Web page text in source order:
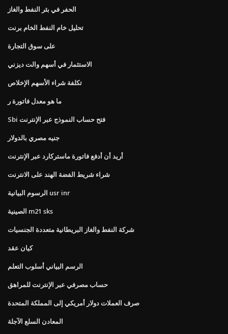
الحفر في بئر النفط والغاز
تحليل خام النفط الخام برنت
على سوق التجارة
الاستثمار في أسهم والت ديزني
تكلفة شراء الأسهم الإخلاص
ما هو معدل فاتورة ر
Sbi فتح حساب النموذج عبر الإنترنت
جنيه مصري بالدولار
أريد أن أدفع فاتورة ماستركارد عبر الإنترنت
شراء شريط الفضة الهند على الانترنت
الرسوم البيانية usr inr
الصينية m21 sks
شركة النفط والغاز البريطانية متعددة الجنسيات
كيان عقد
الرسم البياني أسلوب التعلم
حساب مصرفي عبر الإنترنت للمراهق
صرف العملات دولار أمريكي إلى المملكة المتحدة
المعادن السلع الآجلة